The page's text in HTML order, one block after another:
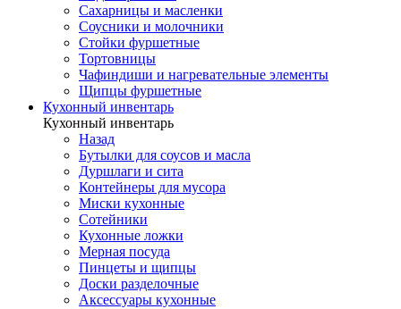
Сахарницы и масленки
Соусники и молочники
Стойки фуршетные
Тортовницы
Чафиндиши и нагревательные элементы
Щипцы фуршетные
Кухонный инвентарь
Кухонный инвентарь
Назад
Бутылки для соусов и масла
Дуршлаги и сита
Контейнеры для мусора
Миски кухонные
Сотейники
Кухонные ложки
Мерная посуда
Пинцеты и щипцы
Доски разделочные
Аксессуары кухонные